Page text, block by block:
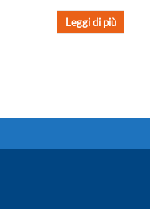
Leggi di più